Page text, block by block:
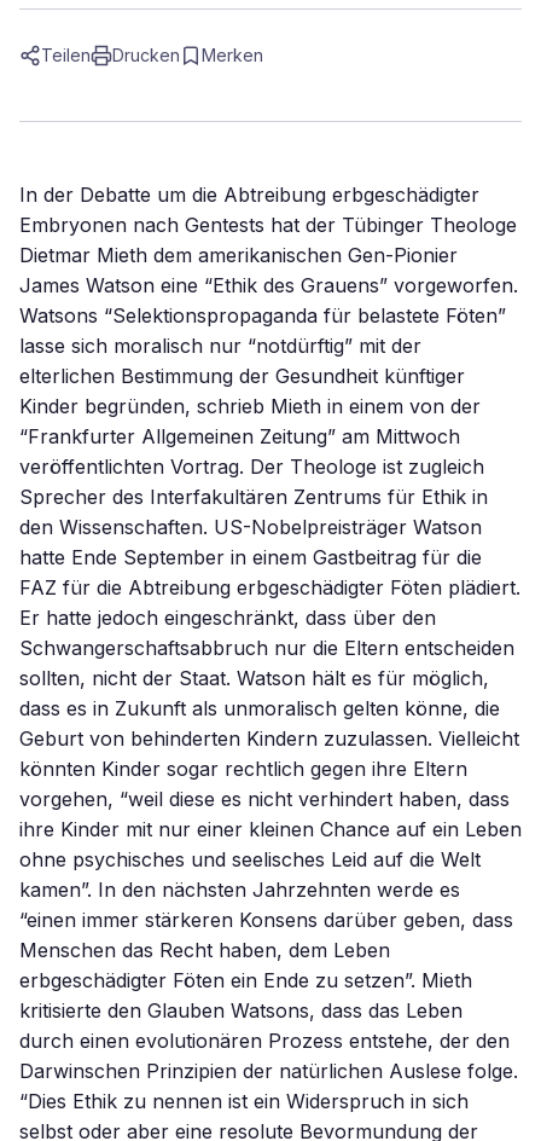
Teilen Drucken Merken
In der Debatte um die Abtreibung erbgeschädigter
Embryonen nach Gentests hat der Tübinger Theologe
Dietmar Mieth dem amerikanischen Gen-Pionier
James Watson eine “Ethik des Grauens” vorgeworfen.
Watsons “Selektionspropaganda für belastete Föten”
lasse sich moralisch nur “notdürftig” mit der
elterlichen Bestimmung der Gesundheit künftiger
Kinder begründen, schrieb Mieth in einem von der
“Frankfurter Allgemeinen Zeitung” am Mittwoch
veröffentlichten Vortrag. Der Theologe ist zugleich
Sprecher des Interfakultären Zentrums für Ethik in
den Wissenschaften. US-Nobelpreisträger Watson
hatte Ende September in einem Gastbeitrag für die
FAZ für die Abtreibung erbgeschädigter Föten plädiert.
Er hatte jedoch eingeschränkt, dass über den
Schwangerschaftsabbruch nur die Eltern entscheiden
sollten, nicht der Staat. Watson hält es für möglich,
dass es in Zukunft als unmoralisch gelten könne, die
Geburt von behinderten Kindern zuzulassen. Vielleicht
könnten Kinder sogar rechtlich gegen ihre Eltern
vorgehen, “weil diese es nicht verhindert haben, dass
ihre Kinder mit nur einer kleinen Chance auf ein Leben
ohne psychisches und seelisches Leid auf die Welt
kamen”. In den nächsten Jahrzehnten werde es
“einen immer stärkeren Konsens darüber geben, dass
Menschen das Recht haben, dem Leben
erbgeschädigter Föten ein Ende zu setzen”. Mieth
kritisierte den Glauben Watsons, dass das Leben
durch einen evolutionären Prozess entstehe, der den
Darwinschen Prinzipien der natürlichen Auslese folge.
“Dies Ethik zu nennen ist ein Widerspruch in sich
selbst oder aber eine resolute Bevormundung der